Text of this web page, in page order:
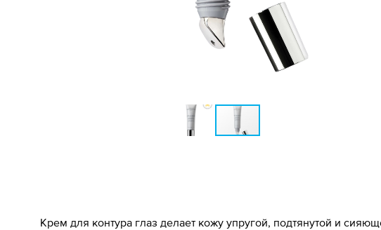
Крем для контура глаз делает кожу упругой, подтянутой и